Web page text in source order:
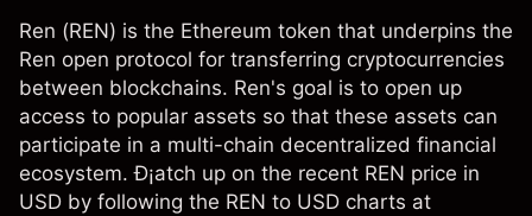
Ren (REN) is the Ethereum token that underpins the
Ren open protocol for transferring cryptocurrencies
between blockchains. Ren's goal is to open up
access to popular assets so that these assets can
participate in a multi-chain decentralized financial
ecosystem. Ð¡atch up on the recent REN price in
USD by following the REN to USD charts at